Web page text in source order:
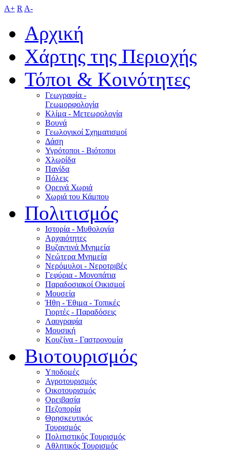
A+ R A-
Αρχική
Χάρτης της Περιοχής
Τόποι & Κοινότητες
Γεωγραφία -
Γεωμορφολογία
Κλίμα - Mετεωρολογία
Βουνά
Γεωλογικοί Σχηματισμοί
Δάση
Υγρότοποι - Βιότοποι
Χλωρίδα
Πανίδα
Πόλεις
Ορεινά Χωριά
Χωριά του Κάμπου
Πολιτισμός
Ιστορία - Μυθολογία
Αρχαιότητες
Βυζαντινά Μνημεία
Νεώτερα Μνημεία
Νερόμυλοι - Nεροτριβές
Γεφύρια - Μονοπάτια
Παραδοσιακοί Οικισμοί
Μουσεία
Ήθη - Έθιμα - Τοπικές
Γιορτές - Παραδόσεις
Λαογραφία
Μουσική
Κουζίνα - Γαστρονομία
Βιοτουρισμός
Υποδομές
Αγροτουρισμός
Οικοτουρισμός
Ορειβασία
Πεζοπορία
Θρησκευτικός
Τουρισμός
Πολιτιστικός Τουρισμός
Αθλητικός Τουρισμός